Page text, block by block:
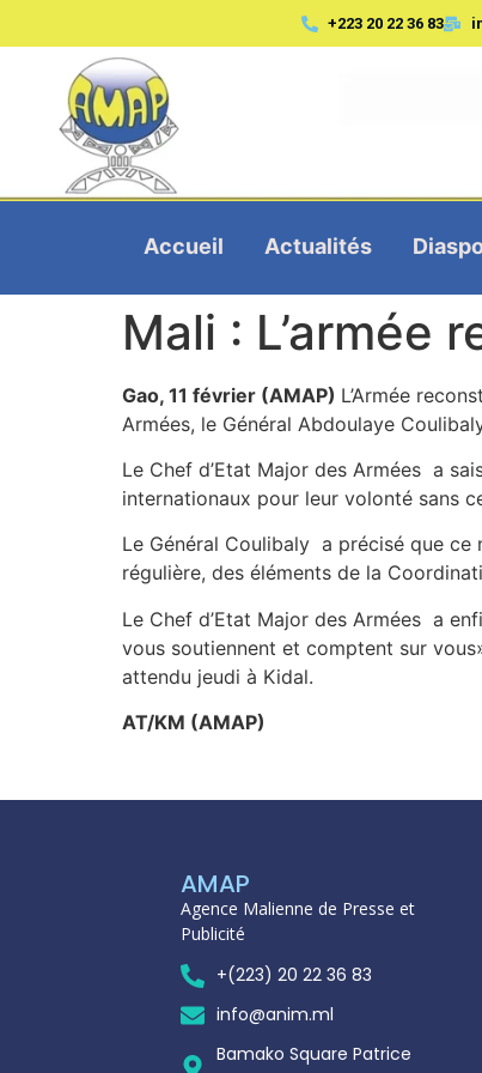
+223 20 22 36 83
Accueil Actualités
Mali : L’armée
Gao, 11 février (AMAP) L’Armée
Armées, le Général Abdoulaye
Le Chef d’Etat Major des Armées a
internationaux pour leur volonté sans
Le Général Coulibaly a précisé que ce
régulière, des éléments de la
Le Chef d’Etat Major des Armées a
vous soutiennent et comptent sur
attendu jeudi à Kidal.
AT/KM (AMAP)
AMAP
Agence Malienne de Presse et
Publicité
+(223) 20 22 36 83
info@anim.ml
Bamako Square Patrice